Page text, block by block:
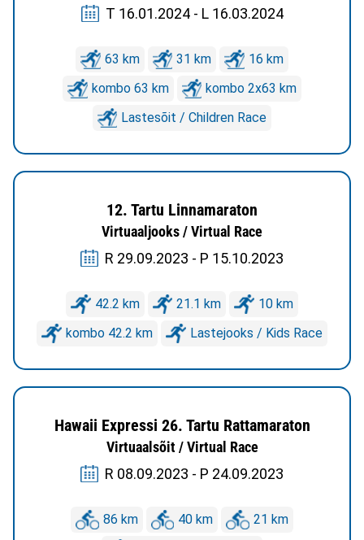
T 16.01.2024 - L 16.03.2024
63 km 31 km
16 km
kombo 63 km
kombo 2x63 km
Lastesõit / Children Race
12. Tartu Linnamaraton
Virtuaaljooks / Virtual Race
R 29.09.2023 - P 15.10.2023
42.2 km 21.1 km
10 km
kombo 42.2 km
Lastejooks / Kids Race
Hawaii Expressi 26. Tartu Rattamaraton
Virtuaalsõit / Virtual Race
R 08.09.2023 - P 24.09.2023
86 km 40 km
21 km